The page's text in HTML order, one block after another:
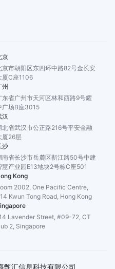
京
京市朝阳区东四环中路82号金长安
厦C座1106
州
东省广州市天河区林和西路9号耀
广场B座3015
汉
北省武汉市公正路216号平安金融
厦26层
沙
南省长沙市岳麓区靳江路50号中建
慧产业园E13地块2号栋C座501
Kong
2002, One Pacific Centre,
Kwun Tong Road, Hong Kong
Lavender Street, #09-72, CT
2, Singapore
甄汇信息科技有限公司